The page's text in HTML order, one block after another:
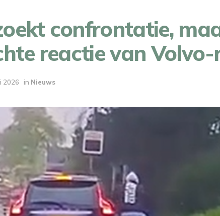
confrontatie,
reactie van
2026 in Nieuws